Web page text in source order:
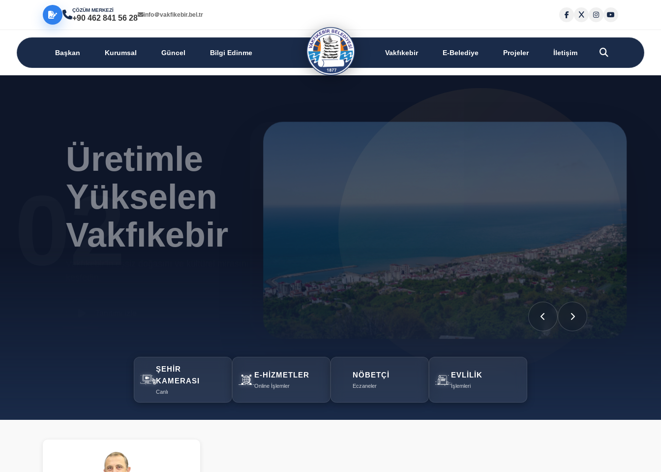
ÇÖZÜM MERKEZİ
+90 462 841 56 28 info＠vakfikebir.bel.tr
Başkan Kurumsal Güncel Bilgi Edinme Vakfıkebir E-Belediye Projeler İletişim
02
Üretimle
Yükselen
Vakfıkebir
ŞEHIR
KAMERASI
Canlı
E-HIZMETLER
Online İşlemler
NÖBETÇI
Eczaneler
EVLILIK
İşlemleri